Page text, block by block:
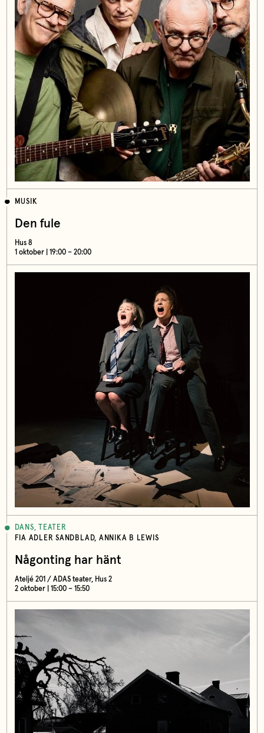
MUSIK
Den fule
Hus 8
1 oktober | 19:00 – 20:00
DANS, TEATER
FIA ADLER SANDBLAD, ANNIKA B LEWIS
Någonting har hänt
Ateljé 201 / ADAS teater, Hus 2
2 oktober | 15:00 – 15:50